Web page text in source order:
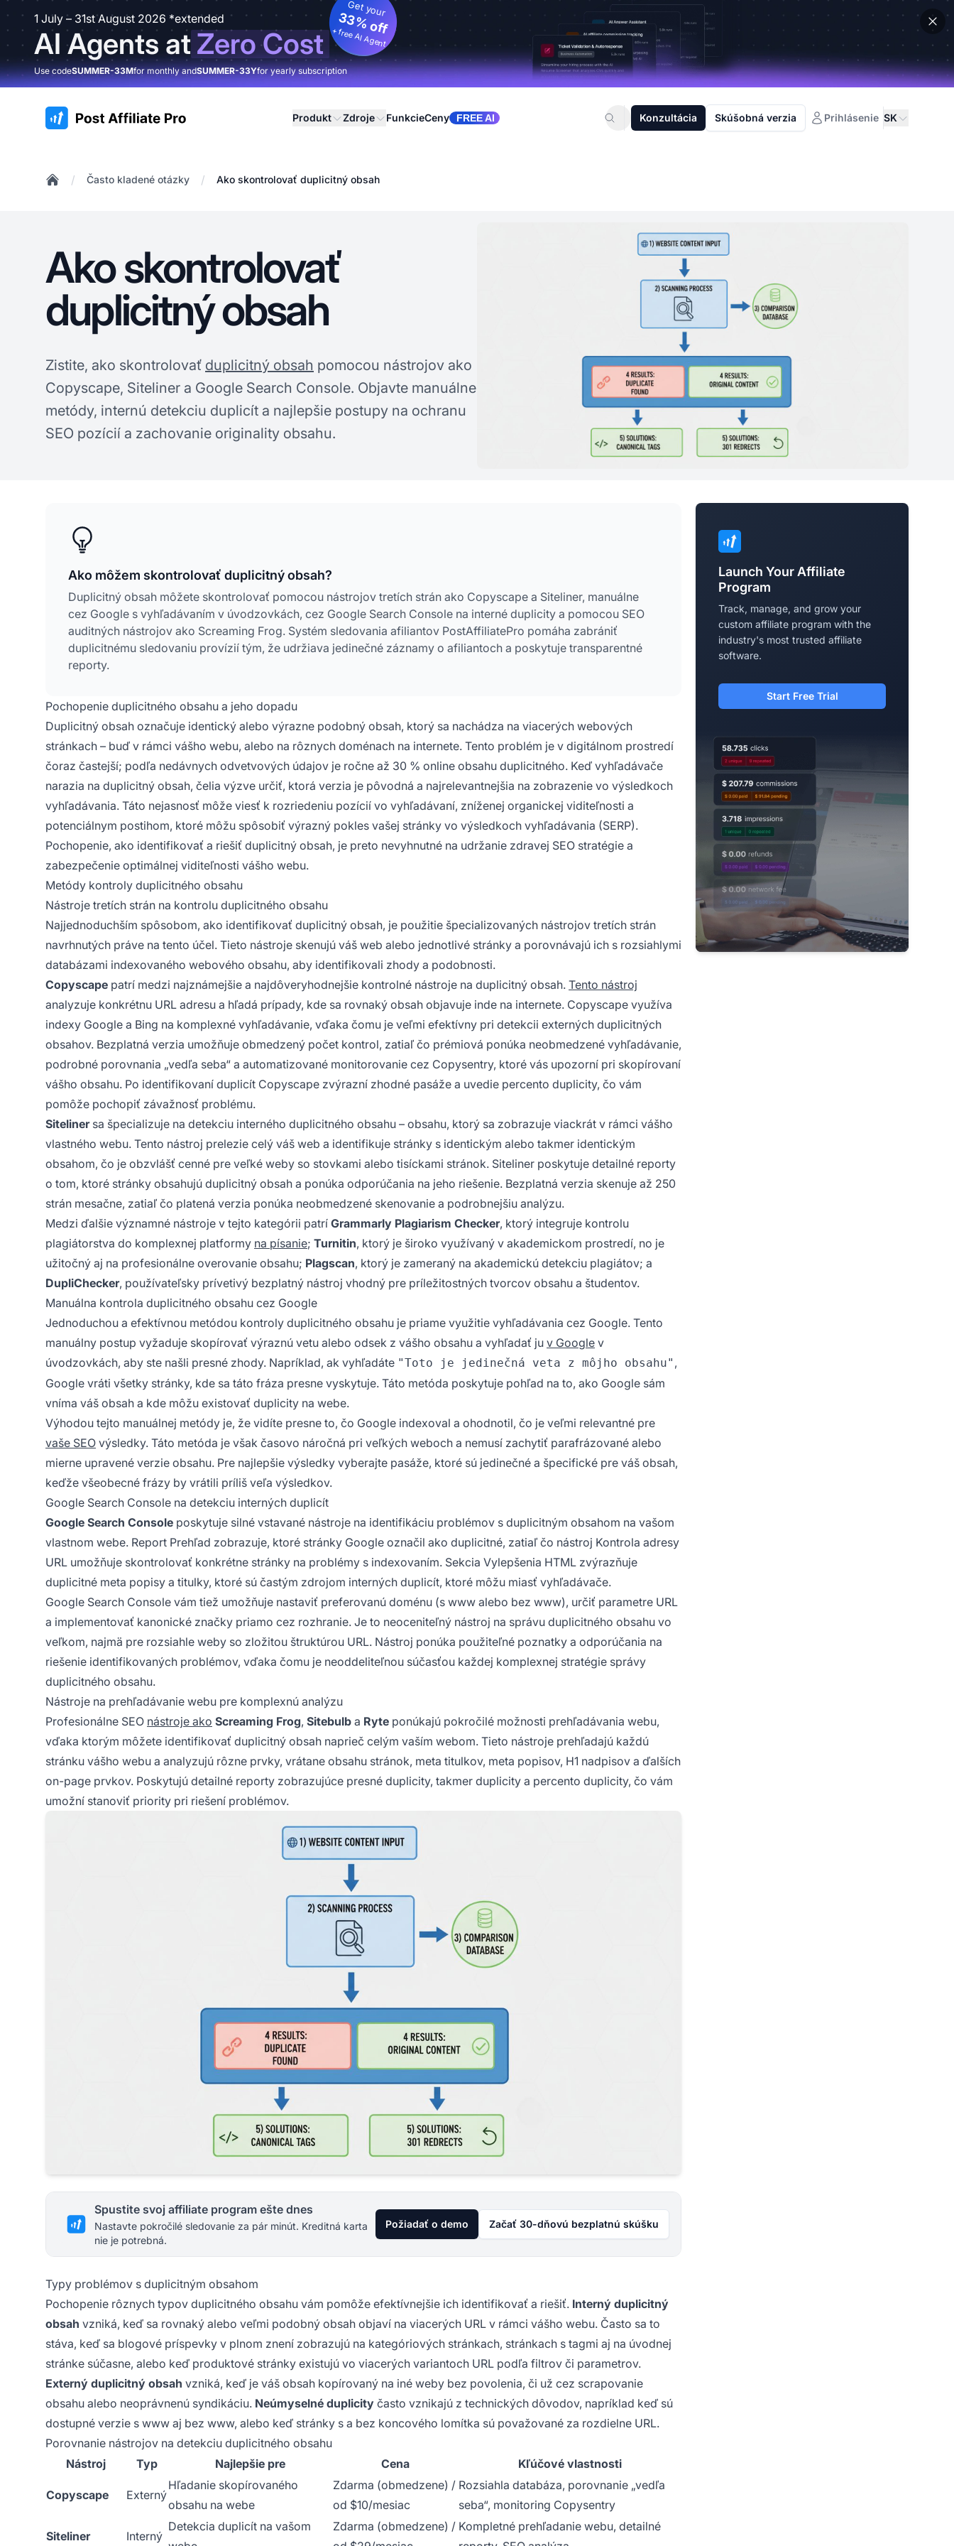
1 July – 31st August 2026 *extended
AI Agents atZero Cost
Get your
33% off
+ free AI Agent
Use codeSUMMER-33Mfor monthly andSUMMER-33Yfor yearly subscription
:site.title Produkt Zdroje FunkcieCeny FREE AI Konzultácia Skúšobná verzia Prihlásenie SK
/ Často kladené otázky / Ako skontrolovať duplicitný obsah
Ako skontrolovať
duplicitný obsah
Zistite, ako skontrolovať duplicitný obsah pomocou nástrojov ako
Copyscape, Siteliner a Google Search Console. Objavte manuálne
metódy, internú detekciu duplicít a najlepšie postupy na ochranu
SEO pozícií a zachovanie originality obsahu.
Ako môžem skontrolovať duplicitný obsah?
Duplicitný obsah môžete skontrolovať pomocou nástrojov tretích strán ako Copyscape a Siteliner, manuálne
cez Google s vyhľadávaním v úvodzovkách, cez Google Search Console na interné duplicity a pomocou SEO
auditných nástrojov ako Screaming Frog. Systém sledovania afiliantov PostAffiliatePro pomáha zabrániť
duplicitnému sledovaniu provízií tým, že udržiava jedinečné záznamy o afiliantoch a poskytuje transparentné
reporty.
Pochopenie duplicitného obsahu a jeho dopadu
Duplicitný obsah označuje identický alebo výrazne podobný obsah, ktorý sa nachádza na viacerých webových
stránkach – buď v rámci vášho webu, alebo na rôznych doménach na internete. Tento problém je v digitálnom prostredí
čoraz častejší; podľa nedávnych odvetvových údajov je ročne až 30 % online obsahu duplicitného. Keď vyhľadávače
narazia na duplicitný obsah, čelia výzve určiť, ktorá verzia je pôvodná a najrelevantnejšia na zobrazenie vo výsledkoch
vyhľadávania. Táto nejasnosť môže viesť k rozriedeniu pozícií vo vyhľadávaní, zníženej organickej viditeľnosti a
potenciálnym postihom, ktoré môžu spôsobiť výrazný pokles vašej stránky vo výsledkoch vyhľadávania (SERP).
Pochopenie, ako identifikovať a riešiť duplicitný obsah, je preto nevyhnutné na udržanie zdravej SEO stratégie a
zabezpečenie optimálnej viditeľnosti vášho webu.
Metódy kontroly duplicitného obsahu
Nástroje tretích strán na kontrolu duplicitného obsahu
Najjednoduchším spôsobom, ako identifikovať duplicitný obsah, je použitie špecializovaných nástrojov tretích strán
navrhnutých práve na tento účel. Tieto nástroje skenujú váš web alebo jednotlivé stránky a porovnávajú ich s rozsiahlymi
databázami indexovaného webového obsahu, aby identifikovali zhody a podobnosti.
Copyscape patrí medzi najznámejšie a najdôveryhodnejšie kontrolné nástroje na duplicitný obsah. Tento nástroj
analyzuje konkrétnu URL adresu a hľadá prípady, kde sa rovnaký obsah objavuje inde na internete. Copyscape využíva
indexy Google a Bing na komplexné vyhľadávanie, vďaka čomu je veľmi efektívny pri detekcii externých duplicitných
obsahov. Bezplatná verzia umožňuje obmedzený počet kontrol, zatiaľ čo prémiová ponúka neobmedzené vyhľadávanie,
podrobné porovnania „vedľa seba“ a automatizované monitorovanie cez Copysentry, ktoré vás upozorní pri skopírovaní
vášho obsahu. Po identifikovaní duplicít Copyscape zvýrazní zhodné pasáže a uvedie percento duplicity, čo vám
pomôže pochopiť závažnosť problému.
Sitelinersa špecializuje na detekciu interného duplicitného obsahu – obsahu, ktorý sa zobrazuje viackrát v rámci vášho
vlastného webu. Tento nástroj prelezie celý váš web a identifikuje stránky s identickým alebo takmer identickým
obsahom, čo je obzvlášť cenné pre veľké weby so stovkami alebo tisíckami stránok. Siteliner poskytuje detailné reporty
o tom, ktoré stránky obsahujú duplicitný obsah a ponúka odporúčania na jeho riešenie. Bezplatná verzia skenuje až 250
strán mesačne, zatiaľ čo platená verzia ponúka neobmedzené skenovanie a podrobnejšiu analýzu.
Medzi ďalšie významné nástroje v tejto kategórii patrí Grammarly Plagiarism Checker, ktorý integruje kontrolu
plagiátorstva do komplexnej platformy na písanie; Turnitin, ktorý je široko využívaný v akademickom prostredí, no je
užitočný aj na profesionálne overovanie obsahu; Plagscan, ktorý je zameraný na akademickú detekciu plagiátov; a
DupliChecker, používateľsky prívetivý bezplatný nástroj vhodný pre príležitostných tvorcov obsahu a študentov.
Manuálna kontrola duplicitného obsahu cez Google
Jednoduchou a efektívnou metódou kontroly duplicitného obsahu je priame využitie vyhľadávania cez Google. Tento
manuálny postup vyžaduje skopírovať výraznú vetu alebo odsek z vášho obsahu a vyhľadať ju v Google v
úvodzovkách, aby ste našli presné zhody. Napríklad, ak vyhľadáte "Toto je jedinečná veta z môjho obsahu" ,
Google vráti všetky stránky, kde sa táto fráza presne vyskytuje. Táto metóda poskytuje pohľad na to, ako Google sám
vníma váš obsah a kde môžu existovať duplicity na webe.
Výhodou tejto manuálnej metódy je, že vidíte presne to, čo Google indexoval a ohodnotil, čo je veľmi relevantné pre
vaše SEO výsledky. Táto metóda je však časovo náročná pri veľkých weboch a nemusí zachytiť parafrázované alebo
mierne upravené verzie obsahu. Pre najlepšie výsledky vyberajte pasáže, ktoré sú jedinečné a špecifické pre váš obsah,
keďže všeobecné frázy by vrátili príliš veľa výsledkov.
Google Search Console na detekciu interných duplicít
Google Search Console poskytuje silné vstavané nástroje na identifikáciu problémov s duplicitným obsahom na vašom
vlastnom webe. Report Prehľad zobrazuje, ktoré stránky Google označil ako duplicitné, zatiaľ čo nástroj Kontrola adresy
URL umožňuje skontrolovať konkrétne stránky na problémy s indexovaním. Sekcia Vylepšenia HTML zvýrazňuje
duplicitné meta popisy a titulky, ktoré sú častým zdrojom interných duplicít, ktoré môžu miasť vyhľadávače.
Google Search Console vám tiež umožňuje nastaviť preferovanú doménu (s www alebo bez www), určiť parametre URL
a implementovať kanonické značky priamo cez rozhranie. Je to neoceniteľný nástroj na správu duplicitného obsahu vo
veľkom, najmä pre rozsiahle weby so zložitou štruktúrou URL. Nástroj ponúka použiteľné poznatky a odporúčania na
riešenie identifikovaných problémov, vďaka čomu je neoddeliteľnou súčasťou každej komplexnej stratégie správy
duplicitného obsahu.
Nástroje na prehľadávanie webu pre komplexnú analýzu
Profesionálne SEO nástroje ako Screaming Frog, Sitebulb a Ryte ponúkajú pokročilé možnosti prehľadávania webu,
vďaka ktorým môžete identifikovať duplicitný obsah naprieč celým vaším webom. Tieto nástroje prehľadajú každú
stránku vášho webu a analyzujú rôzne prvky, vrátane obsahu stránok, meta titulkov, meta popisov, H1 nadpisov a ďalších
on-page prvkov. Poskytujú detailné reporty zobrazujúce presné duplicity, takmer duplicity a percento duplicity, čo vám
umožní stanoviť priority pri riešení problémov.
Spustite svoj affiliate program ešte dnes
Nastavte pokročilé sledovanie za pár minút. Kreditná karta
nie je potrebná.
Požiadať o demo Začať 30-dňovú bezplatnú skúšku
Typy problémov s duplicitným obsahom
Pochopenie rôznych typov duplicitného obsahu vám pomôže efektívnejšie ich identifikovať a riešiť. Interný duplicitný
obsah vzniká, keď sa rovnaký alebo veľmi podobný obsah objaví na viacerých URL v rámci vášho webu. Často sa to
stáva, keď sa blogové príspevky v plnom znení zobrazujú na kategóriových stránkach, stránkach s tagmi aj na úvodnej
stránke súčasne, alebo keď produktové stránky existujú vo viacerých variantoch URL podľa filtrov či parametrov.
Externý duplicitný obsah vzniká, keď je váš obsah kopírovaný na iné weby bez povolenia, či už cez scrapovanie
obsahu alebo neoprávnenú syndikáciu. Neúmyselné duplicity často vznikajú z technických dôvodov, napríklad keď sú
dostupné verzie s www aj bez www, alebo keď stránky s a bez koncového lomítka sú považované za rozdielne URL.
Porovnanie nástrojov na detekciu duplicitného obsahu
Nástroj
Typ Najlepšie pre Cena Kľúčové vlastnosti
Copyscape Externý
Hľadanie skopírovaného
obsahu na webe
Zdarma (obmedzene) /
od $10/mesiac
Rozsiahla databáza, porovnanie „vedľa
seba“, monitoring Copysentry
Siteliner Interný
Detekcia duplicít na vašom
Zdarma (obmedzene) / Kompletné prehľadanie webu, detailné
Launch Your Affiliate
Program
Track, manage, and grow your
custom affiliate program with the
industry's most trusted affiliate
software.
Start Free Trial